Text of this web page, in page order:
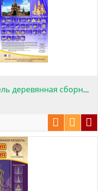
Покровский собор - Модель деревянная сборная